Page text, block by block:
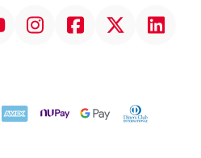
InstagramFacebook Linkedin
AMEX NuPay Google PayDiners Club